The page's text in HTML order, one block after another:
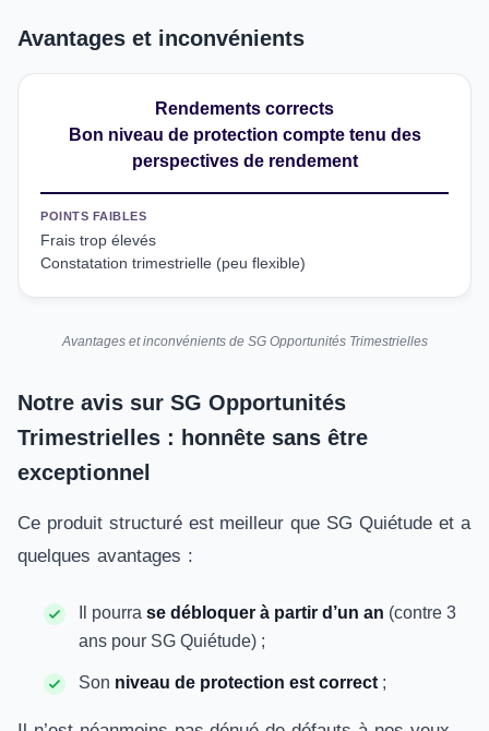
Avantages et inconvénients
Rendements corrects
Bon niveau de protection compte tenu des
perspectives de rendement
POINTS FAIBLES
Frais trop élevés
Constatation trimestrielle (peu flexible)
Avantages et inconvénients de SG Opportunités Trimestrielles
Notre avis sur SG Opportunités
Trimestrielles : honnête sans être
exceptionnel
Ce produit structuré est meilleur que SG Quiétude et a
quelques avantages :
Il pourra se débloquer à partir d’un an (contre 3
ans pour SG Quiétude) ;
Son niveau de protection est correct ;